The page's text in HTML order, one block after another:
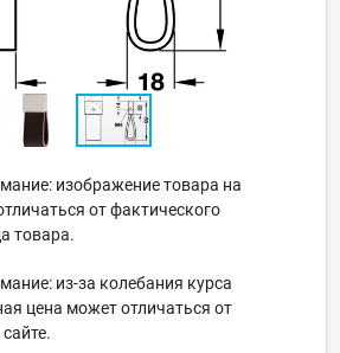
изображение товара на
от фактического
товара.
из-за колебания курса
цена может отличаться от